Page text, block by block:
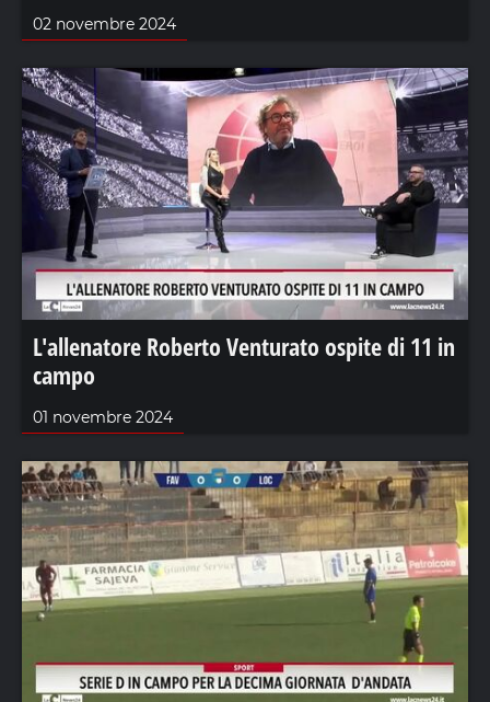
02 novembre 2024
L'allenatore Roberto Venturato ospite di 11 in
campo
01 novembre 2024